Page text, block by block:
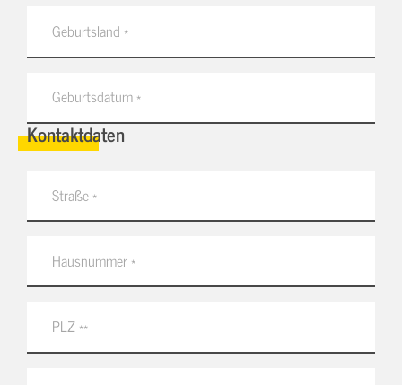
Kontaktdaten